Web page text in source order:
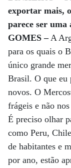
exportar mais,
parece ser
GOMES –A
para os quais o
único grande
Brasil. O que eu
novos. O
frágeis e não
É preciso olhar
como Peru,
de habitantes e
por ano, estão